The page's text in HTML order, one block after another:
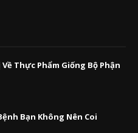
Về Thực Phẩm Giống Bộ Phận
Bạn Không Nên Coi